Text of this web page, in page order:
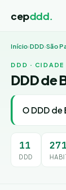
cepddd.
Início›DDD›São
DDD · CIDADE
DDD de
O DDD de
11
DDD